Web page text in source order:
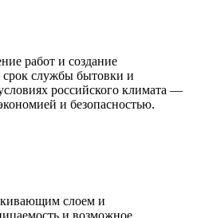
работ и создание
срок службы бытовки и
российского климата —
и безопасностью.
слоем и